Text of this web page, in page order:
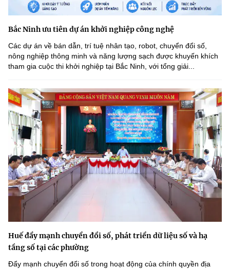
Bắc Ninh ưu tiên dự án khởi nghiệp công nghệ
Các dự án về bán dẫn, trí tuệ nhân tạo, robot, chuyển đổi số,
nông nghiệp thông minh và năng lượng sạch được khuyến khích
tham gia cuộc thi khởi nghiệp tại Bắc Ninh, với tổng giải...
Huế đẩy mạnh chuyển đổi số, phát triển dữ liệu số và hạ
tầng số tại các phường
Đẩy mạnh chuyển đổi số trong hoạt động của chính quyền địa